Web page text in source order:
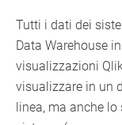
Tutti i dati dei
Data Warehouse
visualizzazioni
visualizzare in un
linea, ma anche